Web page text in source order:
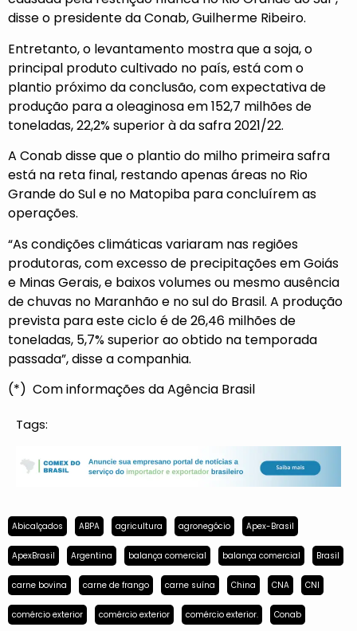
disse o presidente da Conab, Guilherme Ribeiro.
Entretanto, o levantamento mostra que a soja, o
principal produto cultivado no país, está com o
plantio próximo da conclusão, com expectativa de
produção para a oleaginosa em 152,7 milhões de
toneladas, 22,2% superior à da safra 2021/22.
A Conab disse que o plantio do milho primeira safra
está na reta final, restando apenas áreas no Rio
Grande do Sul e no Matopiba para concluírem as
operações.
“As condições climáticas variaram nas regiões
produtoras, com excesso de precipitações em Goiás
e Minas Gerais, e baixos volumes ou mesmo ausência
de chuvas no Maranhão e no sul do Brasil. A produção
prevista para este ciclo é de 26,46 milhões de
toneladas, 5,7% superior ao obtido na temporada
passada”, disse a companhia.
(*) Com informações da Agência Brasil
Tags:
Abicalçados ABPA agricultura agronegócio Apex-Brasil
ApexBrasil Argentina balança comercial balança comercial Brasil
carne bovina carne de frango carne suína China CNA CNI
comércio exterior comércio exterior comércio exterior. Conab